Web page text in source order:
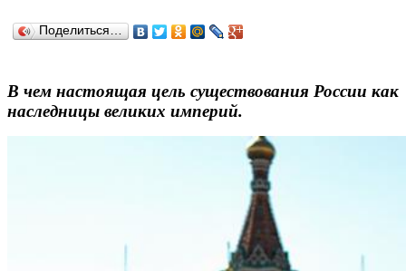
Поделиться…
В чем настоящая цель существования России как
наследницы великих империй.